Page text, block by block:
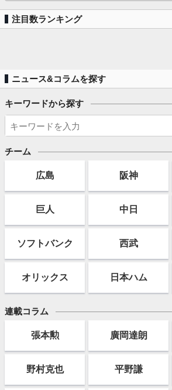
注目数ランキング
ニュース&コラムを探す
キーワードから探す
チーム
広島 阪神
巨人 中日
ソフトバンク 西武
オリックス 日本ハム
連載コラム
張本勲 廣岡達朗
野村克也 平野謙